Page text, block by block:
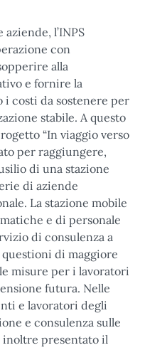
l’INPS
con
alla
e fornire la
i costi da sostenere per
stabile. A questo
“In viaggio verso
per raggiungere,
di una stazione
di aziende
La stazione mobile
e di personale
di consulenza a
di maggiore
le misure per i lavoratori
futura. Nelle
e lavoratori degli
e consulenza sulle
presentato il